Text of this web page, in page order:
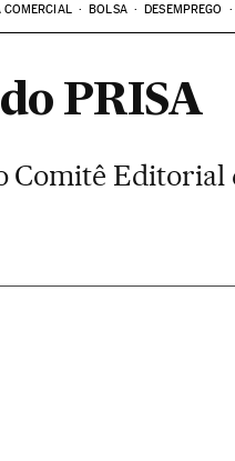
COMERCIAL BOLSA DESEMPREGO
PRISA
Comitê Editorial